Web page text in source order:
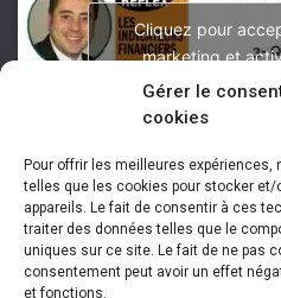
Gérer le
cookies
Pour offrir les meilleures
telles que les cookies pour stocker
appareils. Le fait de consentir à ces
traiter des données telles que le
uniques sur ce site. Le fait de ne pas
consentement peut avoir un effet
et fonctions.
Cliquez pour
marketing et